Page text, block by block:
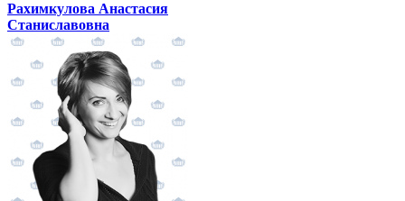
Рахимкулова Анастасия
Станиславовна